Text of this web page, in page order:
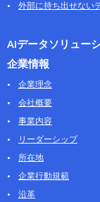
外部に持ち出せない
AIデータソリュー
企業情報
企業理念
会社概要
事業内容
リーダーシップ
所在地
企業行動規範
沿革